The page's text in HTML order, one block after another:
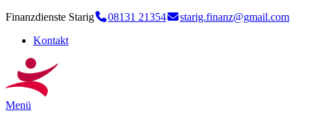
Finanzdienste Starig 08131 21354
starig.finanz@gmail.com
Kontakt
Menü